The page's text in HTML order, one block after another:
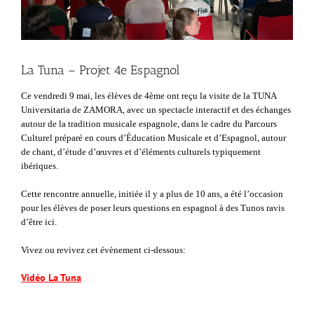
La Tuna – Projet 4e Espagnol
Ce vendredi 9 mai, les élèves de 4ème ont reçu la visite de la TUNA
Universitaria de ZAMORA, avec un spectacle interactif et des échanges
autour de la tradition musicale espagnole, dans le cadre du Parcours
Culturel préparé en cours d’Éducation Musicale et d’Espagnol, autour
de chant, d’étude d’œuvres et d’éléments culturels typiquement
ibériques.
Cette rencontre annuelle, initiée il y a plus de 10 ans, a été l’occasion
pour les élèves de poser leurs questions en espagnol à des Tunos ravis
d’être ici.
Vivez ou revivez cet évènement ci-dessous:
Vidéo La Tuna